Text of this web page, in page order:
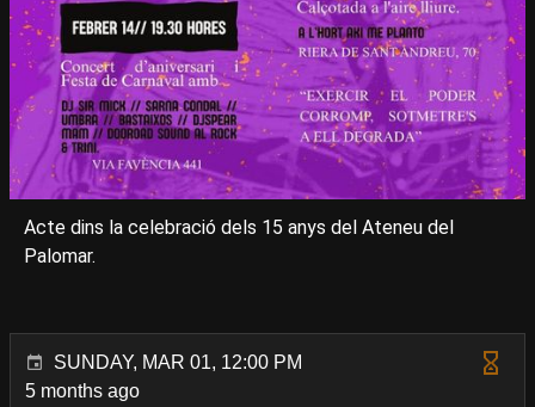
Acte dins la celebració dels 15 anys del Ateneu del
Palomar.
SUNDAY, MAR 01, 12:00 PM
5 months ago